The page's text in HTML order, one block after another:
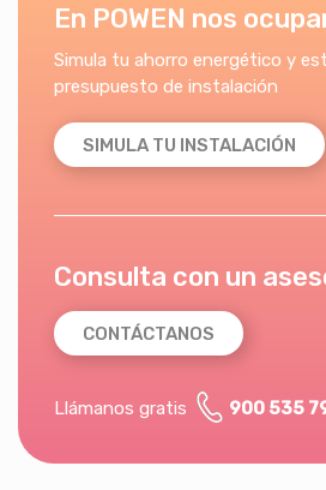
En POWEN nos
Simula tu ahorro energético y
presupuesto de instalación
SIMULA TU INSTALACIÓN
Consulta con un
CONTÁCTANOS
Llámanos gratis 900 535